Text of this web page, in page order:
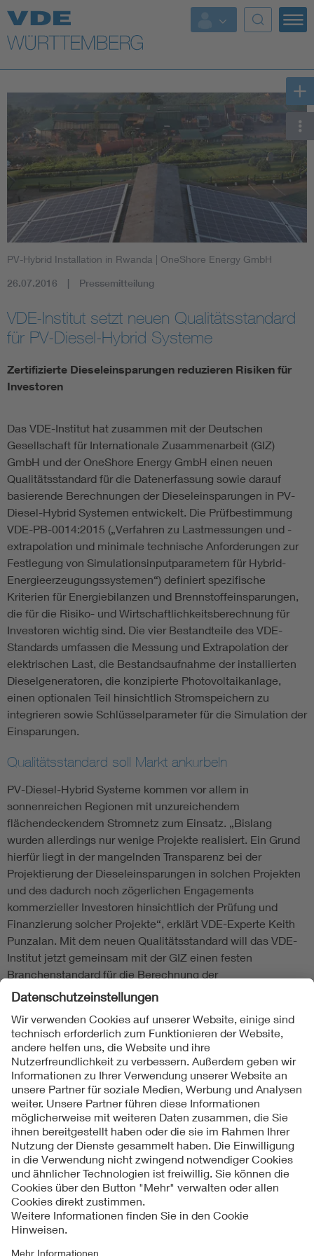
Top Themen
Fokusthemen
Energy
AI & Digital Trust
Health
Assisted Living
Electromobility
Energy storage
Functional safety
PV-Hybrid Installation in Rwanda | OneShore Energy GmbH
26.07.2016 Pressemitteilung
VDE-Institut setzt neuen Qualitätsstandard
für PV-Diesel-Hybrid Systeme
Zertifizierte Dieseleinsparungen reduzieren Risiken für
Investoren
Das VDE-Institut hat zusammen mit der Deutschen
Gesellschaft für Internationale Zusammenarbeit (GIZ)
GmbH und der OneShore Energy GmbH einen neuen
Qualitätsstandard für die Datenerfassung sowie darauf
basierende Berechnungen der Dieseleinsparungen in PV-
Diesel-Hybrid Systemen entwickelt. Die Prüfbestimmung
VDE-PB-0014:2015 („Verfahren zu Lastmessungen und -
extrapolation und minimale technische Anforderungen zur
Festlegung von Simulationsinputparametern für Hybrid-
Energieerzeugungssystemen“) definiert spezifische
Kriterien für Energiebilanzen und Brennstoffeinsparungen,
die für die Risiko- und Wirtschaftlichkeitsberechnung für
Investoren wichtig sind. Die vier Bestandteile des VDE-
Standards umfassen die Messung und Extrapolation der
elektrischen Last, die Bestandsaufnahme der installierten
Dieselgeneratoren, die konzipierte Photovoltaikanlage,
einen optionalen Teil hinsichtlich Stromspeichern zu
integrieren sowie Schlüsselparameter für die Simulation der
Einsparungen.
Qualitätsstandard soll Markt ankurbeln
PV-Diesel-Hybrid Systeme kommen vor allem in
sonnenreichen Regionen mit unzureichendem
flächendeckendem Stromnetz zum Einsatz. „Bislang
wurden allerdings nur wenige Projekte realisiert. Ein Grund
hierfür liegt in der mangelnden Transparenz bei der
Projektierung der Dieseleinsparungen in solchen Projekten
und des dadurch noch zögerlichen Engagements
kommerzieller Investoren hinsichtlich der Prüfung und
Finanzierung solcher Projekte“, erklärt VDE-Experte Keith
Punzalan. Mit dem neuen Qualitätsstandard will das VDE-
Institut jetzt gemeinsam mit der GIZ einen festen
Branchenstandard für die Berechnung der
Dieseleinsparungen in PV-Diesel-Hybrid Systeme
etablieren, Transparenz und Vergleichbarkeit schaffen und
somit den Evaluierungsaufwand für Kunden, Banken und
Eigenkapitalgeber verringern. Und damit den Markt
ankurbeln.
Folgen Sie uns